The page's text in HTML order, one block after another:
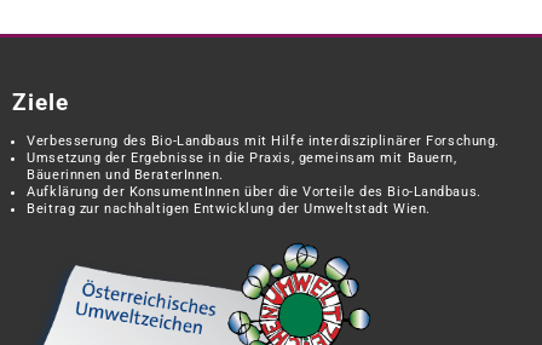
Ziele
Verbesserung des Bio-Landbaus mit Hilfe interdisziplinärer Forschung.
Umsetzung der Ergebnisse in die Praxis, gemeinsam mit Bauern,
Bäuerinnen und BeraterInnen.
Aufklärung der KonsumentInnen über die Vorteile des Bio-Landbaus.
Beitrag zur nachhaltigen Entwicklung der Umweltstadt Wien.